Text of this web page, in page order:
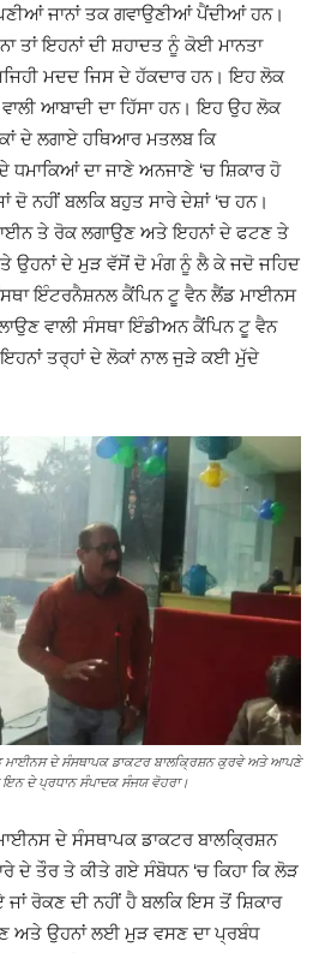
ਜਾਨਾਂ ਤਕ ਗਵਾਉਣੀਆਂ ਪੈਂਦੀਆਂ ਹਨ।
ਤਾਂ ਇਹਨਾਂ ਦੀ ਸ਼ਹਾਦਤ ਨੂੰ ਕੋਈ ਮਾਨਤਾ
ਮਦਦ ਜਿਸ ਦੇ ਹੱਕਦਾਰ ਹਨ। ਇਹ ਲੋਕ
ਆਬਾਦੀ ਦਾ ਹਿੱਸਾ ਹਨ। ਇਹ ਉਹ ਲੋਕ
ਦੇ ਲਗਾਏ ਹਥਿਆਰ ਮਤਲਬ ਕਿ
ਦਾ ਜਾਣੇ ਅਨਜਾਣੇ ‘ਚ ਸ਼ਿਕਾਰ ਹੋ
ਨਹੀਂ ਬਲਕਿ ਬਹੁਤ ਸਾਰੇ ਦੇਸ਼ਾਂ ‘ਚ ਹਨ।
ਤੇ ਰੋਕ ਲਗਾਉਣ ਅਤੇ ਇਹਨਾਂ ਦੇ ਫਟਣ ਤੇ
ਉਹਨਾਂ ਦੇ ਮੁੜ ਵੱਸੋਂ ਦੋ ਮੰਗ ਨੂੰ ਲੈ ਕੇ ਜਦੋ ਜਹਿਦ
ਇੰਟਰਨੈਸ਼ਨਲ ਕੈਂਪਿਨ ਟੂ ਵੈਨ ਲੈਂਡ ਮਾਈਨਸ
ਵਾਲੀ ਸੰਸਥਾ ਇੰਡੀਅਨ ਕੈਂਪਿਨ ਟੂ ਵੈਨ
ਤਰ੍ਹਾਂ ਦੇ ਲੋਕਾਂ ਨਾਲ ਜੁੜੇ ਕਈ ਮੁੱਦੇ
ਮਾਈਨਸ ਦੇ ਸੰਸਥਾਪਕ ਡਾਕਟਰ ਬਾਲਕ੍ਰਿਸ਼ਨ ਕੁਰਵੇ ਅਤੇ ਆਪਣੇ
ਇਨ ਦੇ ਪ੍ਰਧਾਨ ਸੰਪਾਦਕ ਸੰਜਯ ਵੋਹਰਾ।
ਦੇ ਸੰਸਥਾਪਕ ਡਾਕਟਰ ਬਾਲਕ੍ਰਿਸ਼ਨ
ਦੇ ਤੌਰ ਤੇ ਕੀਤੇ ਗਏ ਸੰਬੋਧਨ ‘ਚ ਕਿਹਾ ਕਿ ਲੋੜ
ਰੋਕਣ ਦੀ ਨਹੀਂ ਹੈ ਬਲਕਿ ਇਸ ਤੋਂ ਸ਼ਿਕਾਰ
ਅਤੇ ਉਹਨਾਂ ਲਈ ਮੁੜ ਵਸਣ ਦਾ ਪ੍ਰਬੰਧ